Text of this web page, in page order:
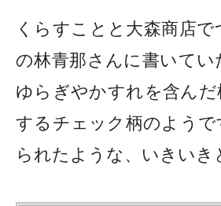
くらすことと大森商店
の林青那さんに書いて
ゆらぎやかすれを含ん
するチェック柄のよう
られたような、いきい